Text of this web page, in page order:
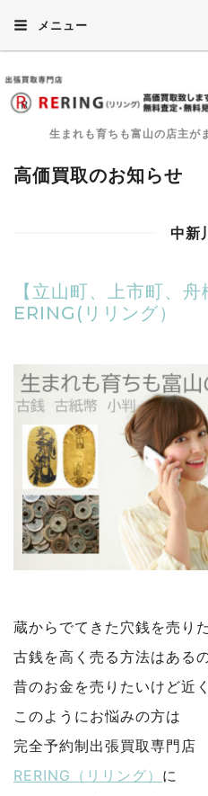
メニュー
生まれも育ちも富山の店主が
高価買取のお知らせ
中新
【立山町、上市町、
ERING(リリング）
蔵からでてきた穴銭を売り
古銭を高く売る方法はある
昔のお金を売りたいけど近
このようにお悩みの方は
完全予約制出張買取専門店
RERING（リリング） に